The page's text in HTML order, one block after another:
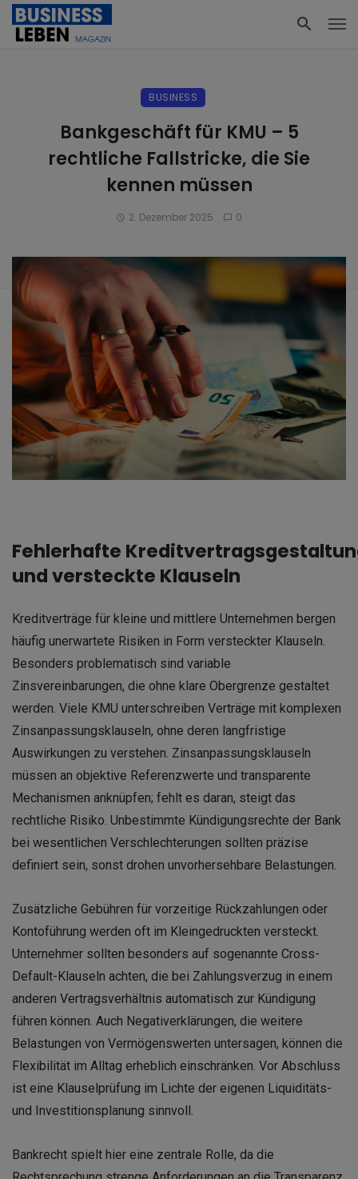
BUSINESS
Bankgeschäft für KMU – 5
rechtliche Fallstricke, die Sie
kennen müssen
2. Dezember 2025 0
Fehlerhafte
und versteckte Klauseln
Kreditverträge für kleine und mittlere Unternehmen bergen
häufig unerwartete Risiken in Form versteckter Klauseln.
Besonders problematisch sind variable
Zinsvereinbarungen, die ohne klare Obergrenze gestaltet
werden. Viele KMU unterschreiben Verträge mit komplexen
Zinsanpassungsklauseln, ohne deren langfristige
Auswirkungen zu verstehen. Zinsanpassungsklauseln
müssen an objektive Referenzwerte und transparente
Mechanismen anknüpfen; fehlt es daran, steigt das
rechtliche Risiko. Unbestimmte Kündigungsrechte der Bank
bei wesentlichen Verschlechterungen sollten präzise
definiert sein, sonst drohen unvorhersehbare Belastungen.
Zusätzliche Gebühren für vorzeitige Rückzahlungen oder
Kontoführung werden oft im Kleingedruckten versteckt.
Unternehmer sollten besonders auf sogenannte Cross-
Default-Klauseln achten, die bei Zahlungsverzug in einem
anderen Vertragsverhältnis automatisch zur Kündigung
führen können. Auch Negativerklärungen, die weitere
Belastungen von Vermögenswerten untersagen, können die
Flexibilität im Alltag erheblich einschränken. Vor Abschluss
ist eine Klauselprüfung im Lichte der eigenen Liquiditäts-
und Investitionsplanung sinnvoll.
Bankrecht spielt hier eine zentrale Rolle, da die